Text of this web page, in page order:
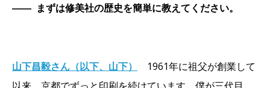
―― まずは修美社の歴史を簡単に教えてください。
山下昌毅さん（以下、山下）
1961年に祖父が創業して